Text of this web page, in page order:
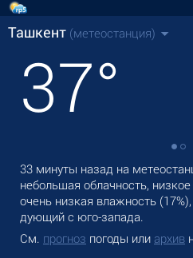
Ташкент (метеостанция)
37°
33 минуты назад на
небольшая облачность,
очень низкая влажность
дующий с юго-запада.
См. прогноз погоды или архив